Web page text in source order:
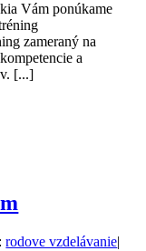
Vám ponúkame
zameraný na
a
[...]
rodove vzdelávanie|